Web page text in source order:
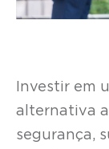
Investir em
alternativa
segurança,